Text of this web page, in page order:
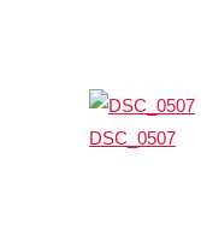
DSC_0507